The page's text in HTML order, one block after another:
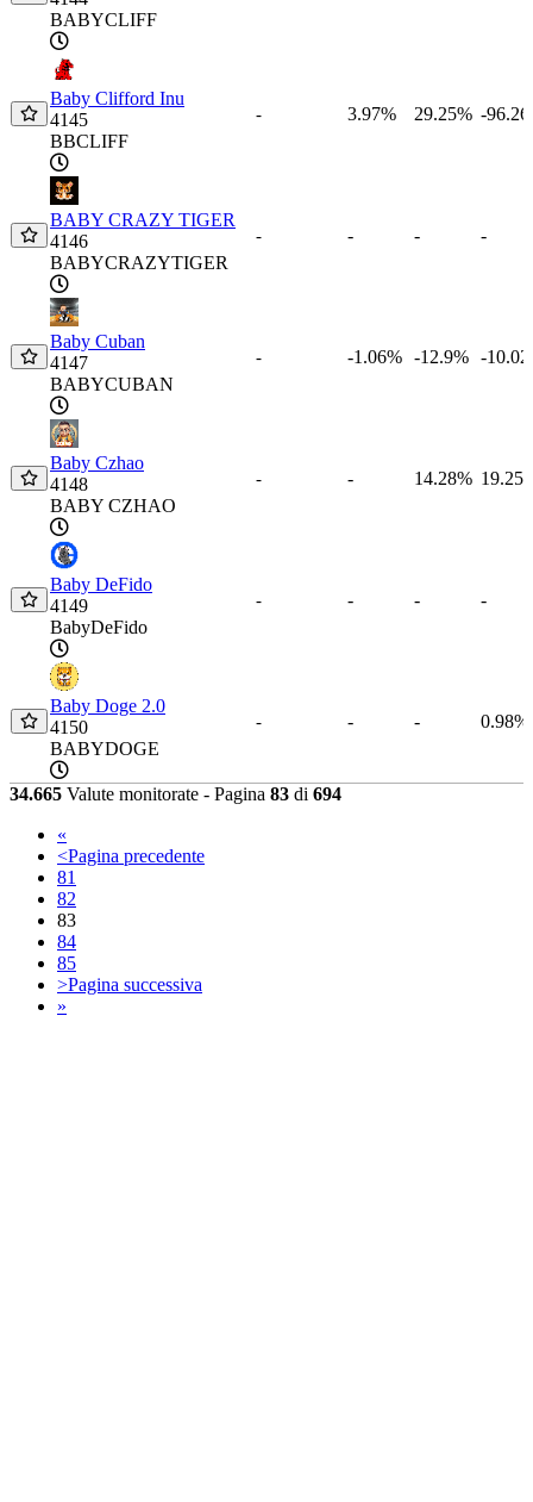
BABYCLIFF
Baby Clifford Inu
4145
BBCLIFF
- 3.97% 29.25% -
BABY CRAZY TIGER
4146
BABYCRAZYTIGER
- - - -
Baby Cuban
4147
BABYCUBAN
- -1.06% -12.9% -
Baby Czhao
4148
BABY CZHAO
- - 14.28%
Baby DeFido
4149
BabyDeFido
- - - -
Baby Doge 2.0
4150
BABYDOGE
- - - 0.98%
34.665 Valute monitorate - Pagina 83 di 694
«
<Pagina precedente
81
82
83
84
85
>Pagina successiva
»